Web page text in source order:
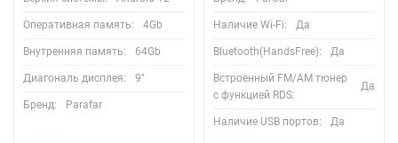
Оперативная память: 4Gb
Внутренняя память: 64Gb
Диагональ дисплея: 9"
Бренд: Parafar
Наличие Wi-Fi: Да
Bluetooth(HandsFree): Да
Встроенный FM/AM тюнер
с функцией RDS:
Да
Наличие USB портов: Да